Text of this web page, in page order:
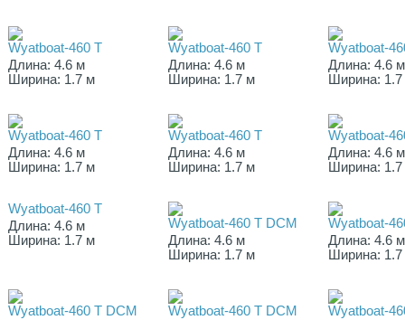
Wyatboat-460 T
Длина: 4.6 м
Ширина: 1.7 м
Wyatboat-460 T
Длина: 4.6 м
Ширина: 1.7 м
Wyatboat-
Длина: 4.6 м
Ширина:
Wyatboat-460 T
Длина: 4.6 м
Ширина: 1.7 м
Wyatboat-460 T
Длина: 4.6 м
Ширина: 1.7 м
Wyatboat-
Длина: 4.6 м
Ширина:
Wyatboat-460 T
Длина: 4.6 м
Ширина: 1.7 м
Wyatboat-460 T DCM
Длина: 4.6 м
Ширина: 1.7 м
Wyatboat-
Длина: 4.6 м
Ширина:
Wyatboat-460 T DCM
Wyatboat-460 T DCM
Wyatboat-